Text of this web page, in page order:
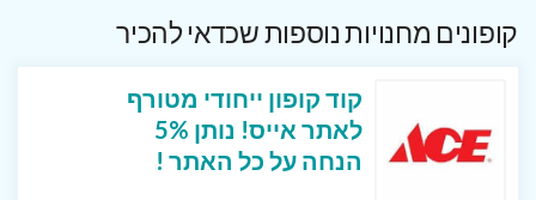
קופונים מחנויות נוספות שכדאי להכיר
קוד קופון ייחודי מטורף
לאתר אייס! נותן 5%
הנחה על כל האתר !